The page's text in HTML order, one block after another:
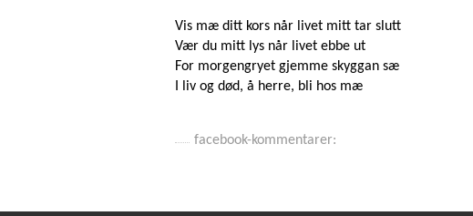
Vis mæ ditt kors når livet mitt tar slutt
Vær du mitt lys når livet ebbe ut
For morgengryet gjemme skyggan sæ
I liv og død, å herre, bli hos mæ